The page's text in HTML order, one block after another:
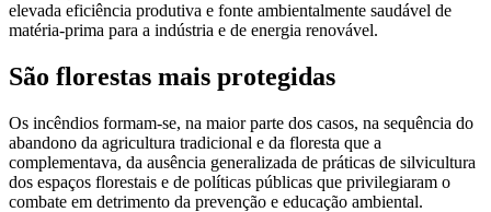
elevada eficiência produtiva e fonte ambientalmente saudável de
matéria-prima para a indústria e de energia renovável.
São florestas mais protegidas
Os incêndios formam-se, na maior parte dos casos, na sequência do
abandono da agricultura tradicional e da floresta que a
complementava, da ausência generalizada de práticas de silvicultura
dos espaços florestais e de políticas públicas que privilegiaram o
combate em detrimento da prevenção e educação ambiental.